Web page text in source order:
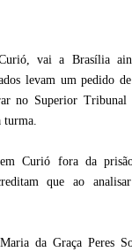
vai a Brasília
levam um pedido
no Superior Tribunal
turma.
Curió fora da
que ao
da Graça Peres